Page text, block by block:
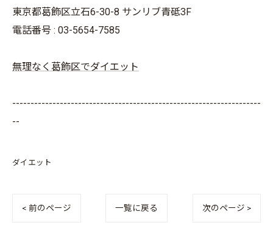
東京都葛飾区立石6-30-8 サンリブ青砥3F
電話番号 : 03-5654-7585
無理なく葛飾区でダイエット
--------------------------------------------------------------------
--
ダイエット
< 前のページ 一覧に戻る 次のページ >